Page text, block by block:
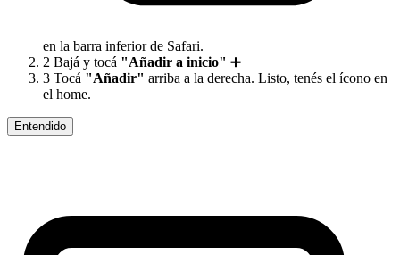
en la barra inferior de Safari.
2 Bajá y tocá "Añadir a inicio" ➕
3 Tocá "Añadir" arriba a la derecha. Listo, tenés el ícono en
el home.
Entendido